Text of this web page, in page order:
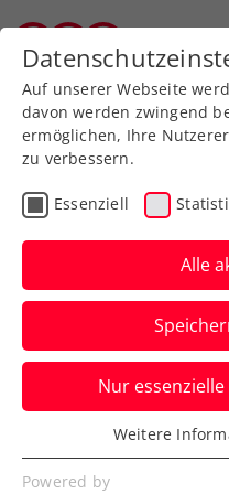
Turniere
beim
Breakfast
ÖTV-Präsident
bei den Erste
Who der
Verfasst von: Manuel
Auf unserer Webseite
davon werden zwingend
ermöglichen, Ihre
zu verbessern.
Essenziell
Alle
Nur
Essenziell
Essenzielle Cookies
Weitere
Powered by